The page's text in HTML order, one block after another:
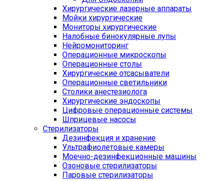
Хирургические лазерные аппараты
Мойки хирургические
Мониторы хирургические
Налобные бинокулярные лупы
Нейромониторинг
Операционные микроскопы
Операционные столы
Хирургические отсасыватели
Операционные светильники
Столики анестезиолога
Хирургические эндоскопы
Цифровые операционные системы
Шприцевые насосы
Стерилизаторы
Дезинфекция и хранение
Ультрафиолетовые камеры
Моечно-дезинфекционные машины
Озоновые стерилизаторы
Паровые стерилизаторы